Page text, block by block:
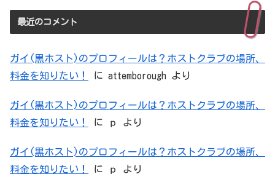
最近のコメント
ガイ(黒ホスト)のプロフィールは？ホストクラブの場所、
料金を知りたい！
に attemborough より
ガイ(黒ホスト)のプロフィールは？ホストクラブの場所、
料金を知りたい！
に ｐ より
ガイ(黒ホスト)のプロフィールは？ホストクラブの場所、
料金を知りたい！
に ｐ より